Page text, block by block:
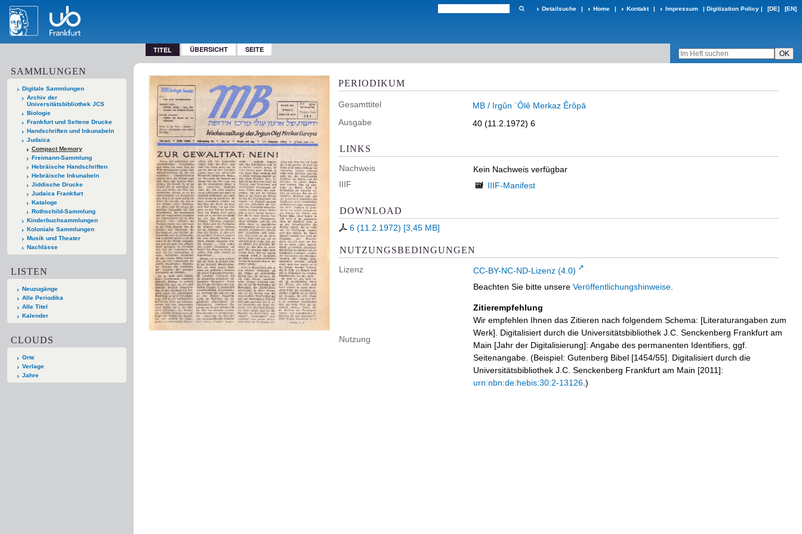
Detailsuche | Home | Kontakt | Impressum | Digitization Policy | [DE] [EN]
TITEL ÜBERSICHT SEITE
SAMMLUNGEN
Digitale Sammlungen
Archiv der
Universitätsbibliothek JCS
Biologie
Frankfurt und Seltene Drucke
Handschriften und Inkunabeln
Judaica
Compact Memory
Freimann-Sammlung
Hebräische Handschriften
Hebräische Inkunabeln
Jiddische Drucke
Judaica Frankfurt
Kataloge
Rothschild-Sammlung
Kinderbuchsammlungen
Koloniale Sammlungen
Musik und Theater
Nachlässe
LISTEN
Neuzugänge
Alle Periodika
Alle Titel
Kalender
CLOUDS
Orte
Verlage
Jahre
PERIODIKUM
Gesamttitel
MB / Irgûn ʿÔlê Merkaz Êrôpā
Ausgabe
40 (11.2.1972) 6
LINKS
Nachweis
Kein Nachweis verfügbar
IIIF
IIIF-Manifest
DOWNLOAD
6 (11.2.1972) [3,45 MB]
NUTZUNGSBEDINGUNGEN
Lizenz CC-BY-NC-ND-Lizenz (4.0)
Nutzung
Beachten Sie bitte unsere Veröffentlichungshinweise
Zitierempfehlung
Wir empfehlen Ihnen das Zitieren nach folgendem Schema: [Literaturangaben zum
Werk]. Digitalisiert durch die Universitätsbibliothek J.C. Senckenberg Frankfurt am
Main [Jahr der Digitalisierung]: Angabe des permanenten Identifiers, ggf.
Seitenangabe. (Beispiel: Gutenberg Bibel [1454/55]. Digitalisiert durch die
Universitätsbibliothek J.C. Senckenberg Frankfurt am Main [2011]:
urn:nbn:de:hebis:30:2-13126 .)